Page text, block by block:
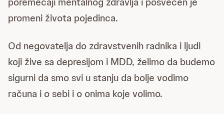
promeni života pojedinca.
Od negovatelja do zdravstvenih radnika i ljudi
koji žive sa depresijom i MDD, želimo da budemo
sigurni da smo svi u stanju da bolje vodimo
računa i o sebi i o onima koje volimo.